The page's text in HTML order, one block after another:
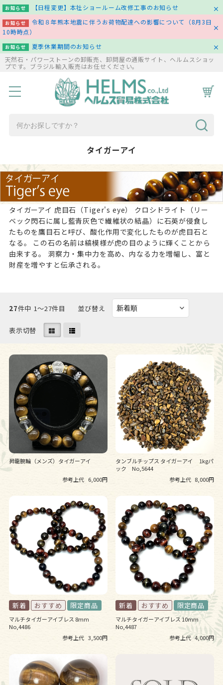
お知らせ 【日程変更】本社ショールーム改修工事のお知らせ
お知らせ
令和８年熊本地震に伴うお荷物配達への影響について（8月3日
10時時点）
お知らせ
夏季休業期間のお知らせ
天然石・パワーストーンの卸販売、卸問屋の通販サイト、ヘルムスショッ
プです。ブラジル輸入販売はお任せください。
HOME 商品一覧 お問い合わせ
タイガーアイ
タイガーアイ 虎目石（Tiger's eye） クロシドライト（リー
ベック閃石に属し藍青灰色で繊維状の結晶）に石英が侵食し
たものを鷹目石と呼び、酸化作用で変化したものが虎目石と
なる。 この石の名前は縞模様が虎の目のように輝くことから
由来する。 洞察力・集中力を高め、内なる力を増幅し、富と
財産を増やすと伝承される。
27件中 1〜27件目 並び替え
表示切替
昇龍腕輪（メンズ）タイガーアイ
参考上代 6,000円
タンブルチップス タイガーアイ 1kgパ
ック No,5644
参考上代 8,000円
マルチタイガーアイブレス 8mm
No,4486
参考上代 3,500円
マルチタイガーアイブレス 10mm
No,4487
参考上代 4,000円